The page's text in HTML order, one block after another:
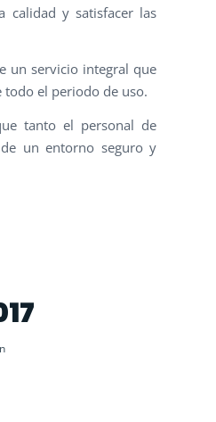
calidad y satisfacer las
un servicio integral que
el periodo de uso.
tanto el personal de
un entorno seguro y